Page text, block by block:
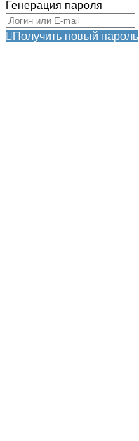
Генерация пароля
Получить новый пароль